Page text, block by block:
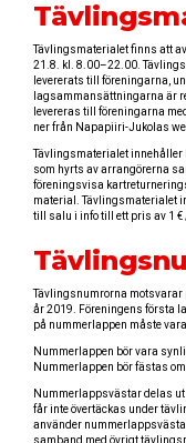
Tävlingsmaterialet finns att
21.8. kl. 8.00–22.00.
levererats till föreningarna,
lagsammansättningarna är
levereras till föreningarna
ner från Napapiiri-Jukolas
Tävlingsmaterialet innehåller
som hyrts av arrangörerna
föreningsvisa
material. Tävlingsmaterialet
till salu i info till ett pris av 1 €
Tävlingsnumrorna motsvarar
år 2019. Föreningens första
på nummerlappen måste
Nummerlappen bör vara
Nummerlappen bör fästas
Nummerlappsvästar delas
får inte övertäckas under
använder
samband med övrigt